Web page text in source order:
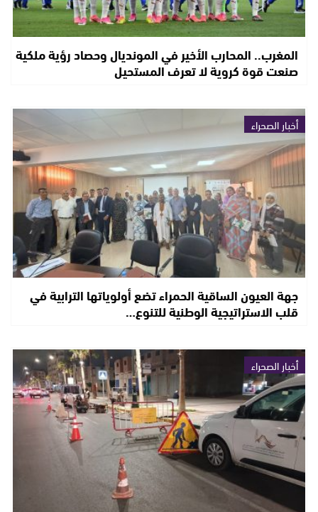
المغرب.. المحارب الأخير في المونديال وحصاد رؤية ملكية
صنعت قوة كروية لا تعرف المستحيل
أخبار الصحراء
جهة العيون الساقية الحمراء تضع أولوياتها الترابية في
قلب الاستراتيجية الوطنية للتنوع…
أخبار الصحراء